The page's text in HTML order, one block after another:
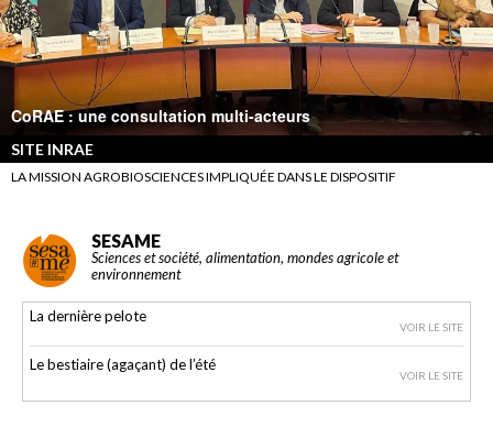
CoRAE : une consultation multi-acteurs
SITE INRAE
LA MISSION AGROBIOSCIENCES IMPLIQUÉE DANS LE DISPOSITIF
SESAME
Sciences et société, alimentation, mondes agricole et
environnement
La dernière pelote
VOIR LE SITE
Le bestiaire (agaçant) de l’été
VOIR LE SITE